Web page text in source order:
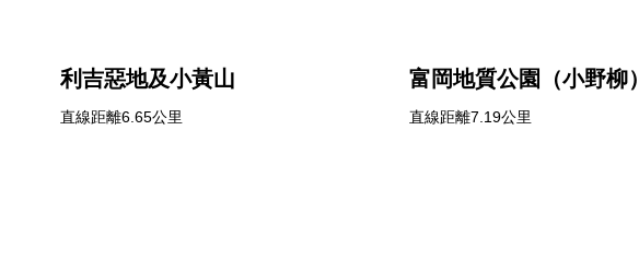
利吉惡地及小黃山
直線距離6.65公里
富岡地質公園（小野柳）
直線距離7.19公里